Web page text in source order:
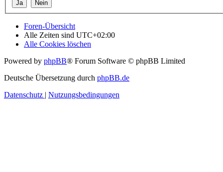
Foren-Übersicht
Alle Zeiten sind UTC+02:00
Alle Cookies löschen
Powered by phpBB® Forum Software © phpBB Limited
Deutsche Übersetzung durch phpBB.de
Datenschutz | Nutzungsbedingungen